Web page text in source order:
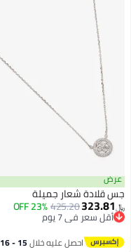
عرض
جس قلادة شعار جميلة
﷼‏323.81
425.20
23% OFF
أقل سعر في 7 يوم
أقل سعر في 7 يوم
احصل عليه خلال 15 - 16